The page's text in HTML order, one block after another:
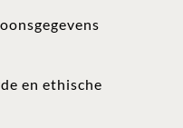
en ethische